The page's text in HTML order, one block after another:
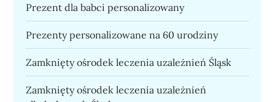
Prezent dla babci personalizowany
Prezenty personalizowane na 60 urodziny
Zamknięty ośrodek leczenia uzależnień Śląsk
Zamknięty ośrodek leczenia uzależnień